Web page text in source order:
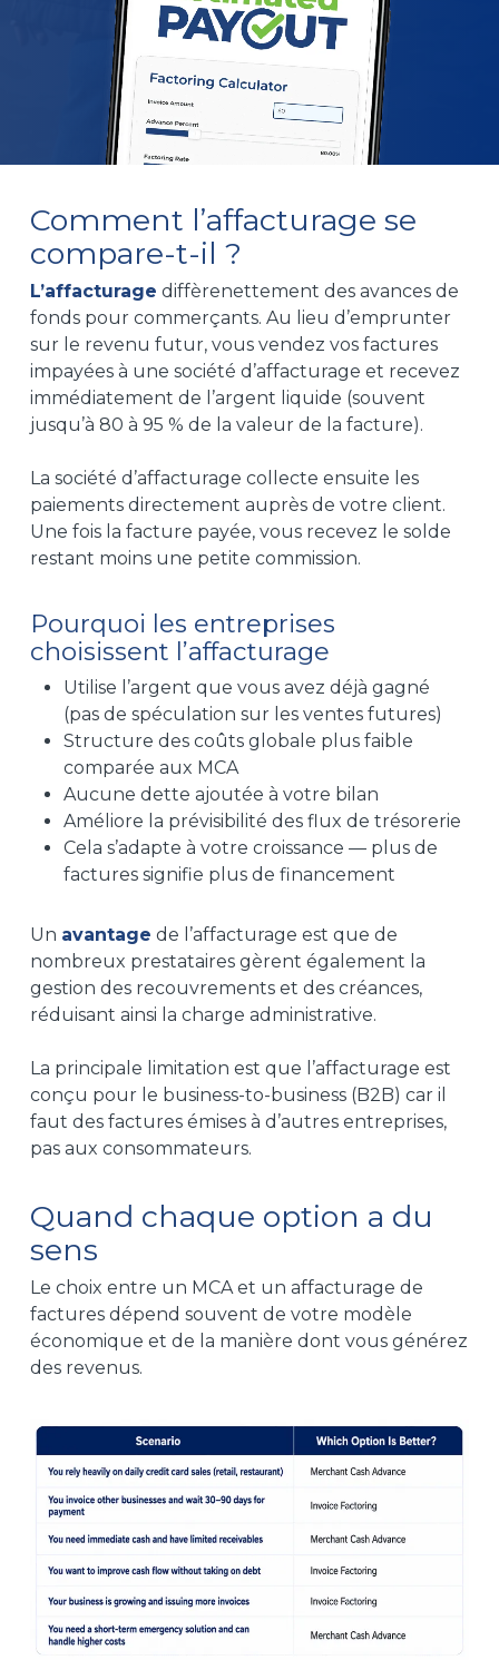
Comment l’affacturage se
compare-t-il ?
L’affacturage diffèrenettement desavances de
fonds pour commerçants. Au lieu d’emprunter
sur le revenu futur, vous vendez vos factures
impayées à une société d’affacturage et recevez
immédiatement de l’argent liquide (souvent
jusqu’à 80 à 95 % de la valeur de la facture).
La société d’affacturage collecte ensuite les
paiements directement auprès de votre client.
Une fois la facture payée, vous recevez le solde
restant moins une petite commission.
Pourquoi les entreprises
choisissent l’affacturage
Utilise l’argent que vous avez déjà gagné
(pas de spéculation sur les ventes futures)
Structure des coûts globale plus faible
comparée aux MCA
Aucune dette ajoutée à votre bilan
Améliore la prévisibilité des flux de trésorerie
Cela s’adapte à votre croissance — plus de
factures signifie plus de financement
Un avantage de l’affacturage est que de
nombreux prestataires gèrent également la
gestion des recouvrements et des créances,
réduisant ainsi la charge administrative.
La principale limitation est que l’affacturage est
conçu pour le business-to-business (B2B) car il
faut des factures émises à d’autres entreprises,
pas aux consommateurs.
Quand chaque option a du
sens
Le choix entre un MCA et un affacturage de
factures dépend souvent de votre modèle
économique et de la manière dont vous générez
des revenus.